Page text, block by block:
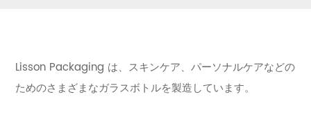
Lisson Packaging は、スキンケア、パーソナルケアなどの
ためのさまざまなガラスボトルを製造しています。